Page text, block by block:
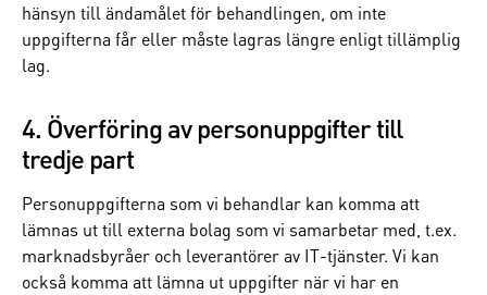
hänsyn till ändamålet för behandlingen, om inte
uppgifterna får eller måste lagras längre enligt tillämplig
lag.
4. Överföring av personuppgifter till
tredje part
Personuppgifterna som vi behandlar kan komma att
lämnas ut till externa bolag som vi samarbetar med, t.ex.
marknadsbyråer och leverantörer av IT-tjänster. Vi kan
också komma att lämna ut uppgifter när vi har en